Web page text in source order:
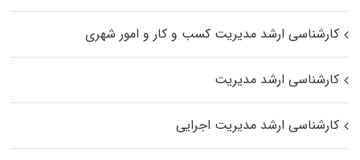
کارشناسی ارشد مدیریت کسب و کار و امور شهری
کارشناسی ارشد مدیریت
کارشناسی ارشد مدیریت اجرایی